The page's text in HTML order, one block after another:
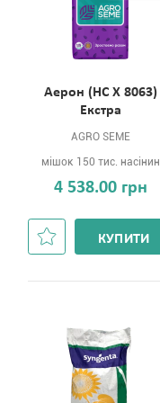
Aерон (НС Х 8063)
Екстра
AGRO SEME
мішок 150 тис. насінин
4 538.00 грн
КУПИТИ